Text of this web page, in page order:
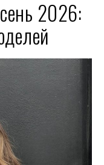
2026: